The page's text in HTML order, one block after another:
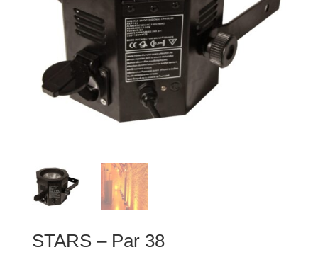
STARS – Par 38